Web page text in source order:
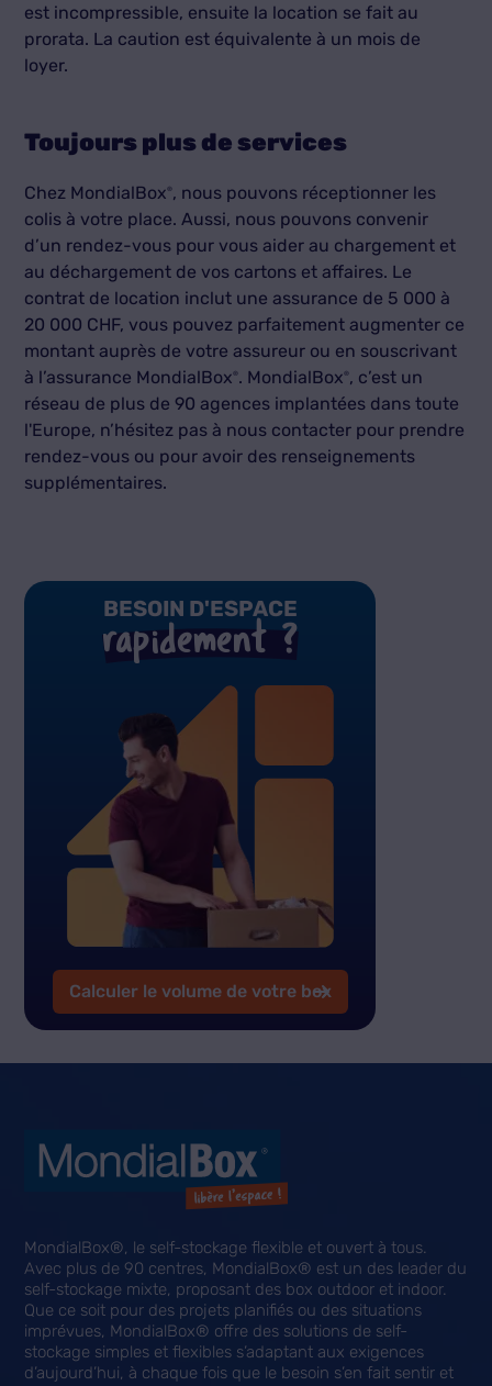
est incompressible, ensuite la location se fait au
prorata. La caution est équivalente à un mois de
loyer.
Toujours plus de services
Chez MondialBox®, nous pouvons réceptionner les
colis à votre place. Aussi, nous pouvons convenir
d’un rendez-vous pour vous aider au chargement et
au déchargement de vos cartons et affaires. Le
contrat de location inclut une assurance de 5 000 à
20 000 CHF, vous pouvez parfaitement augmenter ce
montant auprès de votre assureur ou en souscrivant
à l’assurance MondialBox®. MondialBox®, c’est un
réseau de plus de 90 agences implantées dans toute
l'Europe, n’hésitez pas à nous contacter pour prendre
rendez-vous ou pour avoir des renseignements
supplémentaires.
BESOIN D'ESPACE
rapidement ?
Calculer le volume de votre box
MondialBox®, le self-stockage flexible et ouvert à tous.
Avec plus de 90 centres, MondialBox® est un des leader du
self-stockage mixte, proposant des box outdoor et indoor.
Que ce soit pour des projets planifiés ou des situations
imprévues, MondialBox® offre des solutions de self-
stockage simples et flexibles s’adaptant aux exigences
d’aujourd’hui, à chaque fois que le besoin s’en fait sentir et